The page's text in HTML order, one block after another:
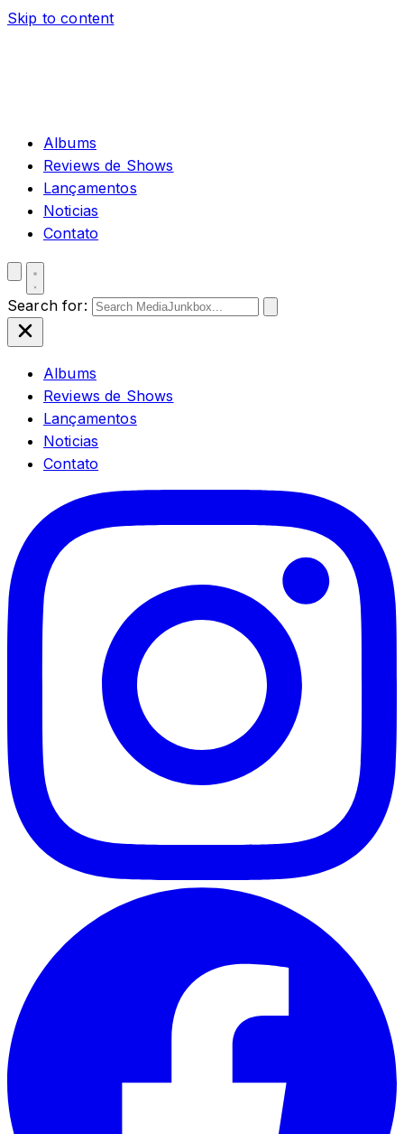
Skip to content
Albums
Reviews de Shows
Lançamentos
Noticias
Contato
Search for:
Albums
Reviews de Shows
Lançamentos
Noticias
Contato